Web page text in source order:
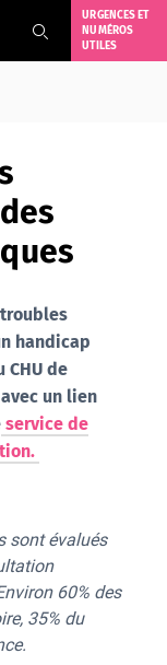
URGENCES ET
NUMÉROS
UTILES
handicap
CHU de
un lien
service de
sont évalués
60% des
35% du